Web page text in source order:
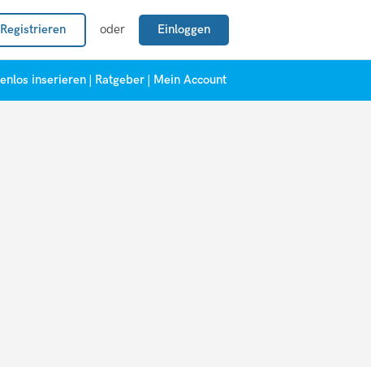
Registrieren oder Einloggen
inserieren Ratgeber Mein Account